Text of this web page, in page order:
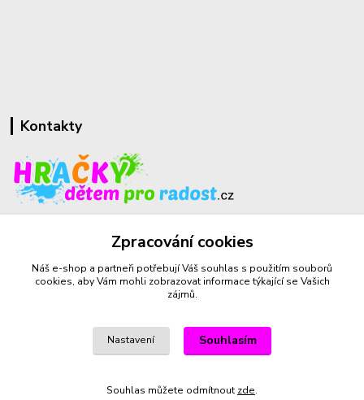
Kontakty
sperkyproradost@seznam.cz
Vytvořeno na Eshop-rychle.cz
Zpracování cookies
Náš e-shop a partneři potřebují Váš souhlas s použitím souborů
cookies, aby Vám mohli zobrazovat informace týkající se Vašich
zájmů.
Nastavení Souhlasím
Souhlas můžete odmítnout zde.